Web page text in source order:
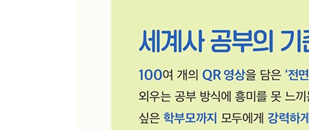
6교시 이슬람 세계가 황금기를 맞이하다
지중해로 뻗어나간 이슬람 세계, 북아프리카의
우마이야 왕조와 시아파가 탄생하다